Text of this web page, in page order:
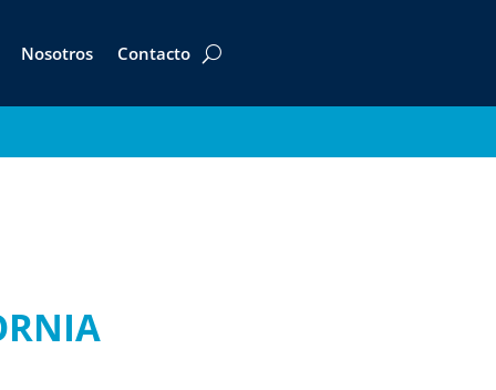
Nosotros Contacto